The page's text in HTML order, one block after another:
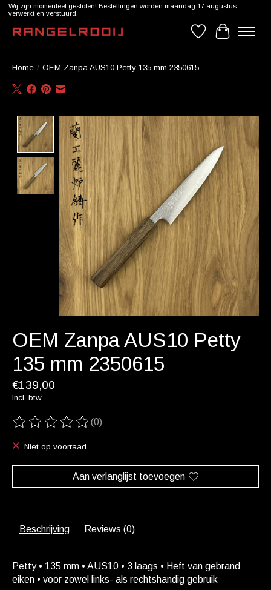
Wij zijn momenteel gesloten! Bestellingen worden maandag 17 augustus
verwerkt en verstuurd.
Verlanglijst
Home / OEM Zanpa AUS10 Petty 135 mm 2350615
Product image slideshow Items
OEM Zanpa AUS10 Petty
135 mm 2350615
€139,00
Incl. btw
De beoordeling van dit product is
(0)
Niet op voorraad
Aan verlanglijst toevoegen
Beschrijving Reviews (0)
Petty • 135 mm • AUS10 • 3 laags • Heft van gebrand
eiken • voor zowel links- als rechtshandig gebruik